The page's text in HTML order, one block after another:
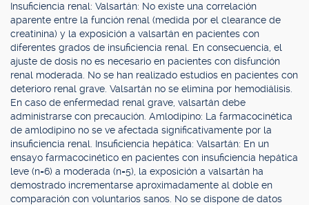
Insuficiencia renal: Valsartán: No existe una correlación
aparente entre la función renal (medida por el clearance de
creatinina) y la exposición a valsartán en pacientes con
diferentes grados de insuficiencia renal. En consecuencia, el
ajuste de dosis no es necesario en pacientes con disfunción
renal moderada. No se han realizado estudios en pacientes con
deterioro renal grave. Valsartán no se elimina por hemodiálisis.
En caso de enfermedad renal grave, valsartán debe
administrarse con precaución. Amlodipino: La farmacocinética
de amlodipino no se ve afectada significativamente por la
insuficiencia renal. Insuficiencia hepática: Valsartán: En un
ensayo farmacocinético en pacientes con insuficiencia hepática
leve (n=6) a moderada (n=5), la exposición a valsartán ha
demostrado incrementarse aproximadamente al doble en
comparación con voluntarios sanos. No se dispone de datos